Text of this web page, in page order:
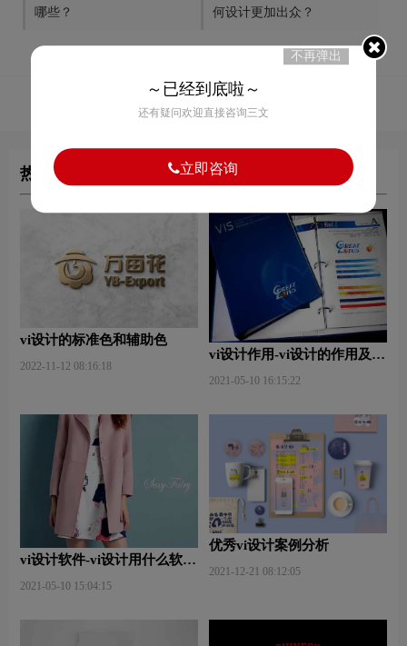
哪些？ 何设计更加出众？
热门文章
vi设计的标准色和辅助色
2022-11-12 08:16:18
vi设计作用-vi设计的作用及意
2021-05-10 16:15:22
vi设计软件-vi设计用什么软件
2021-05-10 15:04:15
优秀vi设计案例分析
2021-12-21 08:12:05
不再弹出
～已经到底啦～
还有疑问欢迎直接咨询三文
立即咨询